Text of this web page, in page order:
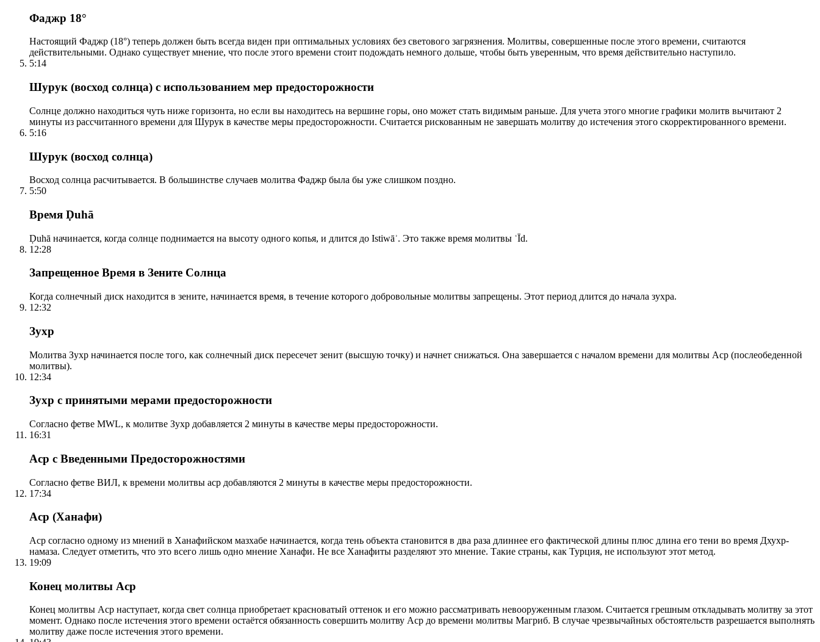
Фаджр 18°
Настоящий Фаджр (18°) теперь должен быть всегда виден при оптимальных условиях без светового загрязнения. Молитвы, совершенные после этого времени, считаются
действительными. Однако существует мнение, что после этого времени стоит подождать немного дольше, чтобы быть уверенным, что время действительно наступило.
5:14
Шурук (восход солнца) с использованием мер предосторожности
Солнце должно находиться чуть ниже горизонта, но если вы находитесь на вершине горы, оно может стать видимым раньше. Для учета этого многие графики молитв вычитают 2
минуты из рассчитанного времени для Шурук в качестве меры предосторожности. Считается рискованным не завершать молитву до истечения этого скорректированного времени.
5:16
Шурук (восход солнца)
Восход солнца расчитывается. В большинстве случаев молитва Фаджр была бы уже слишком поздно.
5:50
Время Ḍuhā
Ḍuhā начинается, когда солнце поднимается на высоту одного копья, и длится до Istiwāʾ. Это также время молитвы ʿĪd.
12:28
Запрещенное Время в Зените Солнца
Когда солнечный диск находится в зените, начинается время, в течение которого добровольные молитвы запрещены. Этот период длится до начала зухра.
12:32
Зухр
Молитва Зухр начинается после того, как солнечный диск пересечет зенит (высшую точку) и начнет снижаться. Она завершается с началом времени для молитвы Аср (послеобеденной
молитвы).
12:34
Зухр с принятыми мерами предосторожности
Согласно фетве MWL, к молитве Зухр добавляется 2 минуты в качестве меры предосторожности.
16:31
Аср с Введенными Предосторожностями
Согласно фетве ВИЛ, к времени молитвы аср добавляются 2 минуты в качестве меры предосторожности.
17:34
Аср (Ханафи)
Аср согласно одному из мнений в Ханафийском мазхабе начинается, когда тень объекта становится в два раза длиннее его фактической длины плюс длина его тени во время Дхухр-
намаза. Следует отметить, что это всего лишь одно мнение Ханафи. Не все Ханафиты разделяют это мнение. Такие страны, как Турция, не используют этот метод.
19:09
Конец молитвы Аср
Конец молитвы Аср наступает, когда свет солнца приобретает красноватый оттенок и его можно рассматривать невооруженным глазом. Считается грешным откладывать молитву за этот
момент. Однако после истечения этого времени остаётся обязанность совершить молитву Аср до времени молитвы Магриб. В случае чрезвычайных обстоятельств разрешается выполнять
молитву даже после истечения этого времени.